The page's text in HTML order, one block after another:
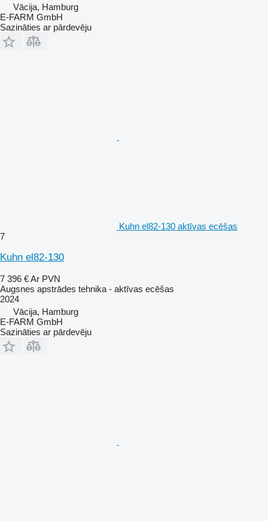
Vācija, Hamburg
E-FARM GmbH
Sazināties ar pārdevēju
Kuhn el82-130 aktīvas ecēšas
7
Kuhn el82-130
7 396 €Ar PVN
Augsnes apstrādes tehnika - aktīvas ecēšas
2024
Vācija, Hamburg
E-FARM GmbH
Sazināties ar pārdevēju